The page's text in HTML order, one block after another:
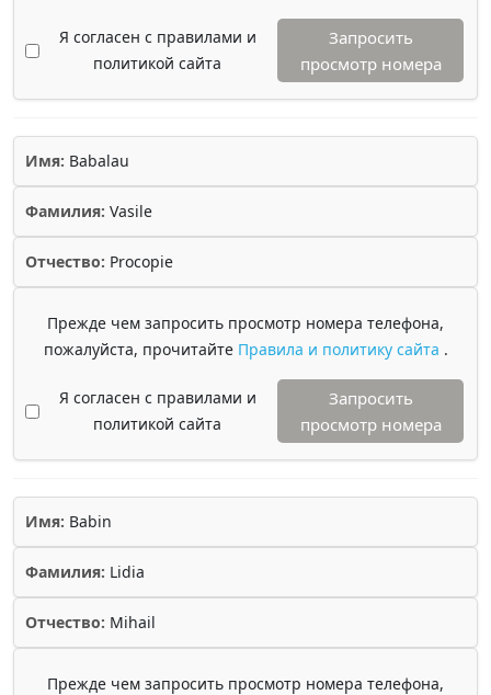
Я согласен с правилами и
политикой сайта
Запросить
просмотр номера
Имя: Babalau
Фамилия: Vasile
Отчество: Procopie
Прежде чем запросить просмотр номера телефона,
пожалуйста, прочитайте Правила и политику сайта .
Я согласен с правилами и
политикой сайта
Запросить
просмотр номера
Имя: Babin
Фамилия: Lidia
Отчество: Mihail
Прежде чем запросить просмотр номера телефона,